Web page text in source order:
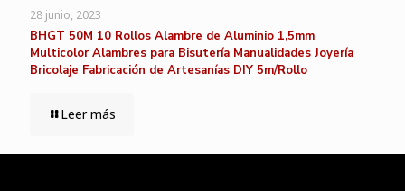
28 junio, 2023
BHGT 50M 10 Rollos Alambre de Aluminio 1,5mm
Multicolor Alambres para Bisutería Manualidades Joyería
Bricolaje Fabricación de Artesanías DIY 5m/Rollo
Leer más